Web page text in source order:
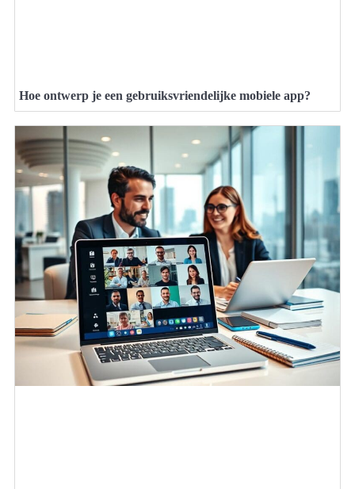
Hoe ontwerp je een gebruiksvriendelijke mobiele app?